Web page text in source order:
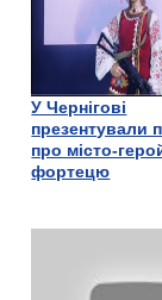
У Чернігові
презентували
про місто-
фортецю